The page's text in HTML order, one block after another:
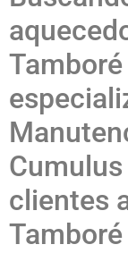
clientes
Tamboré